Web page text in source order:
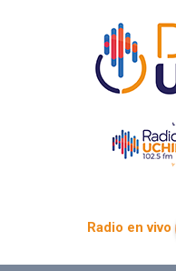
Radio en vivo